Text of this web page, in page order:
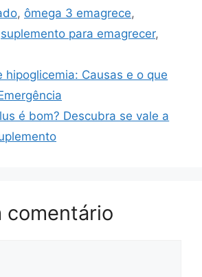
, ômega 3 emagrece,
suplemento para emagrecer,
hipoglicemia: Causas e o que
é bom? Descubra se vale a
comentário